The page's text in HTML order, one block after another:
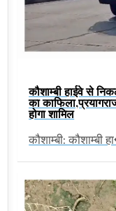
कौशाम्बी हाईवे से
का
होगा शामिल
कौशाम्बी: कौशाम्बी